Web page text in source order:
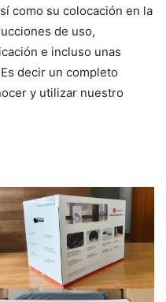
como su colocación en la
de uso,
e incluso unas
decir un completo
y utilizar nuestro